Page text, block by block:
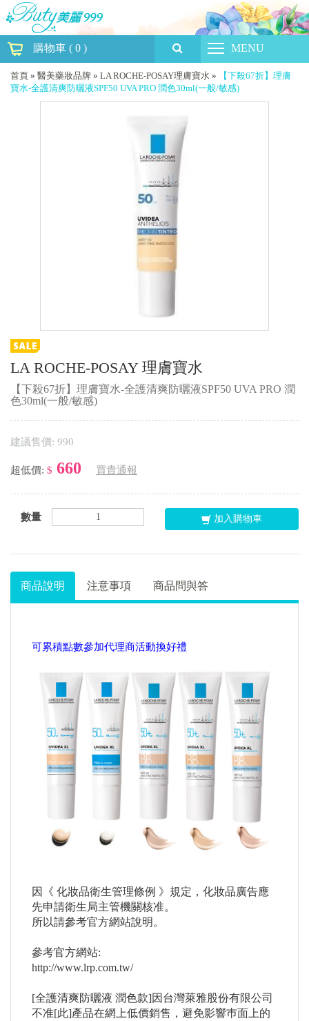
購物車 ( 0 ) MENU
首頁 » 醫美藥妝品牌 » LA ROCHE-POSAY理膚寶水 »
【下殺67折】理膚
寶水-全護清爽防曬液SPF50 UVA PRO 潤色30ml(一般/敏感)
LA ROCHE-POSAY 理膚寶水
【下殺67折】理膚寶水-全護清爽防曬液SPF50 UVA PRO 潤
色30ml(一般/敏感)
建議售價: 990
超低價: $ 660 買貴通報
數量 加入購物車
商品說明 注意事項 商品問與答
可累積點數參加代理商活動換好禮
因《 化妝品衛生管理條例 》規定，化妝品廣告應
先申請衛生局主管機關核准。
所以請參考官方網站說明。
參考官方網站:
http://www.lrp.com.tw/
[全護清爽防曬液 潤色款]因台灣萊雅股份有限公司
不准[此]產品在網上低價銷售，避免影響巿面上的